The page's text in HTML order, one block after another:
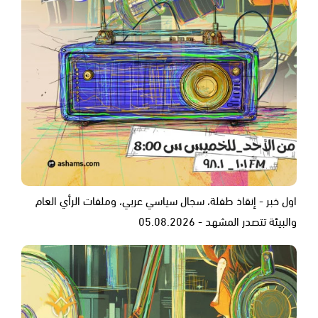
اول خبر - إنقاذ طفلة، سجال سياسي عربي، وملفات الرأي العام
والبيئة تتصدر المشهد - 05.08.2026